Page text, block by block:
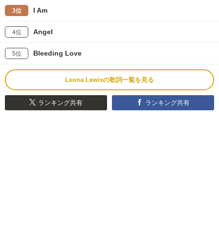
3位 I Am
4位 Angel
5位 Bleeding Love
Leona Lewisの歌詞一覧を見る
ランキング共有 ランキング共有